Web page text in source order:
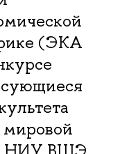
(ЭКА